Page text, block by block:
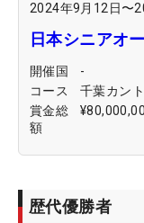
2024年9月12日〜
日本シニアオ
開催国
-
コース
千葉カン
賞金総
額
歴代優勝者